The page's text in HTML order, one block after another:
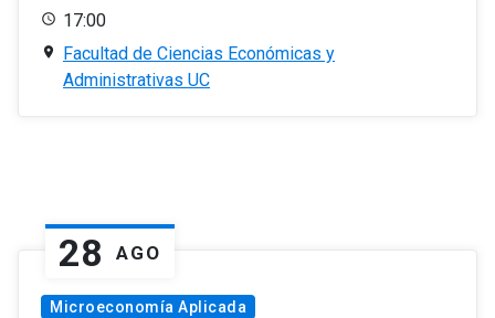
17:00
Facultad de Ciencias Económicas y
Administrativas UC
28 AGO
Microeconomía Aplicada